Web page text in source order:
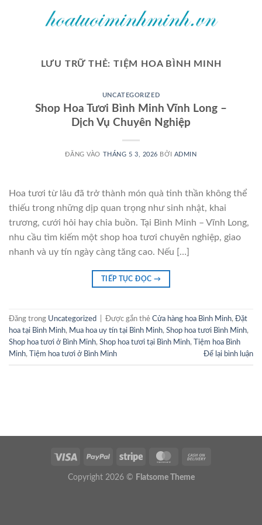
LƯU TRỮ THẺ: TIỆM HOA BÌNH MINH
UNCATEGORIZED
Shop Hoa Tươi Bình Minh Vĩnh Long –
Dịch Vụ Chuyên Nghiệp
ĐĂNG VÀO THÁNG 5 3, 2026 BỞI ADMIN
Hoa tươi từ lâu đã trở thành món quà tinh thần không thể
thiếu trong những dịp quan trọng như sinh nhật, khai
trương, cưới hỏi hay chia buồn. Tại Bình Minh – Vĩnh Long,
nhu cầu tìm kiếm một shop hoa tươi chuyên nghiệp, giao
nhanh và uy tín ngày càng tăng cao. Nếu […]
TIẾP TỤC ĐỌC →
Đăng trong Uncategorized Được gắn thẻ Cửa hàng hoa Bình Minh, Đặt
hoa tại Bình Minh, Mua hoa uy tín tại Bình Minh, Shop hoa tươi Bình Minh,
Shop hoa tươi ở Bình Minh, Shop hoa tươi tại Bình Minh,
Tiệm hoa Bình
Minh, Tiệm hoa tươi ở Bình Minh Để lại bình luận
Copyright 2026 © Flatsome Theme